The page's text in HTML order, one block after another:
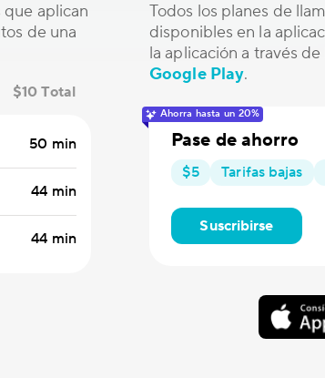
que aplican
de una
$10 Total
50 min
44 min
44 min
Todos los planes de
disponibles en la
la aplicación a través
Google Play.
Ahorra hasta un 20%
Pase de ahorro
$5 Tarifas bajas
Suscribirse